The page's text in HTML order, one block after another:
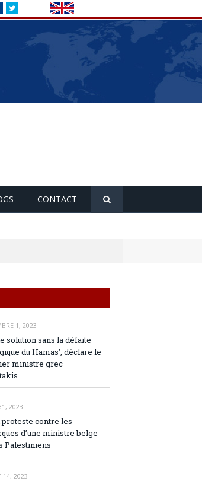
Twitter
CONTACT
1, 2023
solution sans la défaite
du Hamas’, déclare le
ministre grec
2023
contre les
d’une ministre belge
Palestiniens
14, 2023